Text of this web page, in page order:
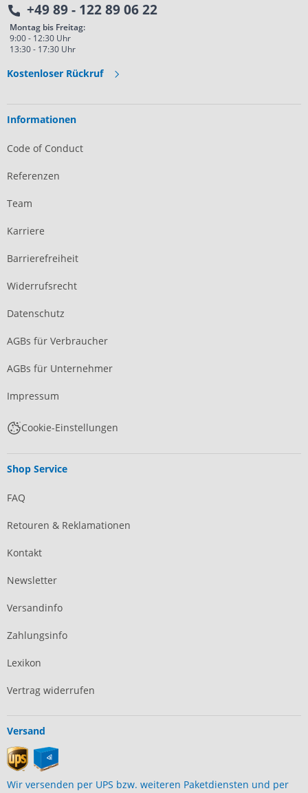
+49 89 - 122 89 06 22
Montag bis Freitag:
9:00 - 12:30 Uhr
13:30 - 17:30 Uhr
Kostenloser Rückruf
Informationen
Code of Conduct
Referenzen
Team
Karriere
Barrierefreiheit
Widerrufsrecht
Datenschutz
AGBs für Verbraucher
AGBs für Unternehmer
Impressum
Cookie-Einstellungen
Shop Service
FAQ
Retouren & Reklamationen
Kontakt
Newsletter
Versandinfo
Zahlungsinfo
Lexikon
Vertrag widerrufen
Versand
Wir versenden per UPS bzw. weiteren Paketdiensten und per